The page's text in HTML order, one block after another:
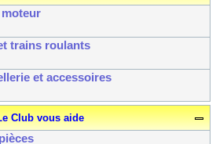
trains roulants
et accessoires
Club vous aide